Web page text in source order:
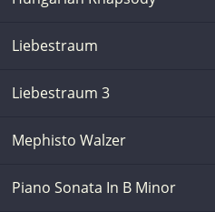
Liebestraum
Liebestraum 3
Mephisto Walzer
Piano Sonata In B Minor